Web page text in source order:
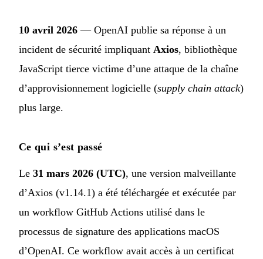
10 avril 2026 — OpenAI publie sa réponse à un
incident de sécurité impliquant Axios, bibliothèque
JavaScript tierce victime d’une attaque de la chaîne
d’approvisionnement logicielle (supply chain attack)
plus large.
Ce qui s’est passé
Le 31 mars 2026 (UTC), une version malveillante
d’Axios (v1.14.1) a été téléchargée et exécutée par
un workflow GitHub Actions utilisé dans le
processus de signature des applications macOS
d’OpenAI. Ce workflow avait accès à un certificat